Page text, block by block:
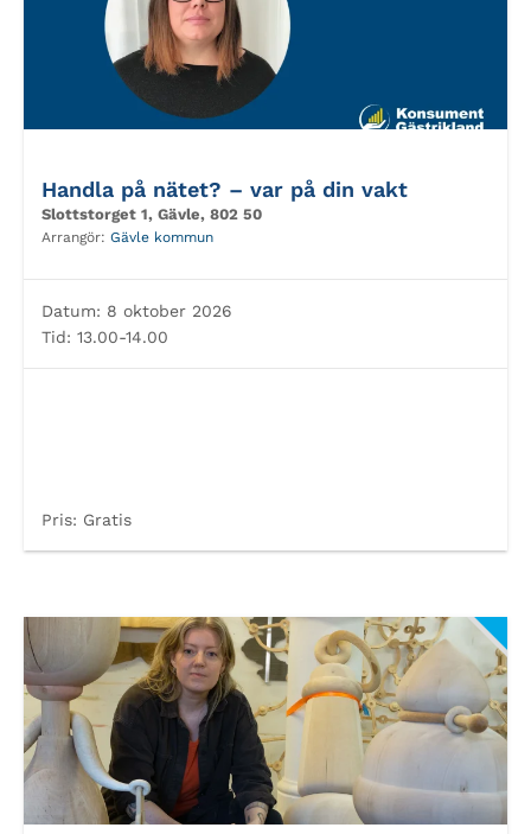
Handla på nätet? – var på din vakt
Slottstorget 1, Gävle, 802 50
Arrangör: Gävle kommun
Datum: 8 oktober 2026
Tid: 13.00-14.00
Pris: Gratis